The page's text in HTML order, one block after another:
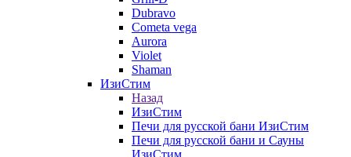
Dubravo
Cometa vega
Aurora
Violet
Shaman
ИзиСтим
Назад
ИзиСтим
Печи для русской бани ИзиСтим
Печи для русской бани и Сауны
ИзиСтим